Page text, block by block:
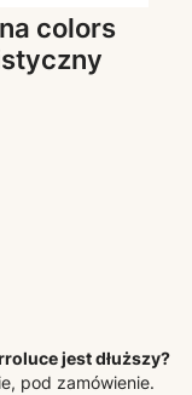
colors
jest dłuższy?
pod zamówienie.